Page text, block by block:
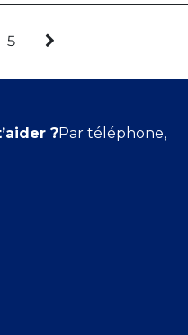
5
?Par téléphone,